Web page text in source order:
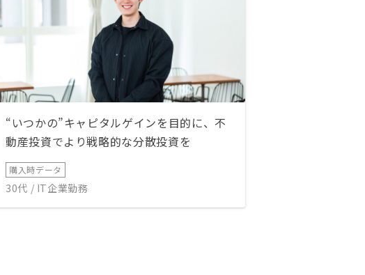
“いつかの”キャピタルゲインを目的に、不
動産投資でより戦略的な分散投資を
購入時データ
30代 / IT企業勤務